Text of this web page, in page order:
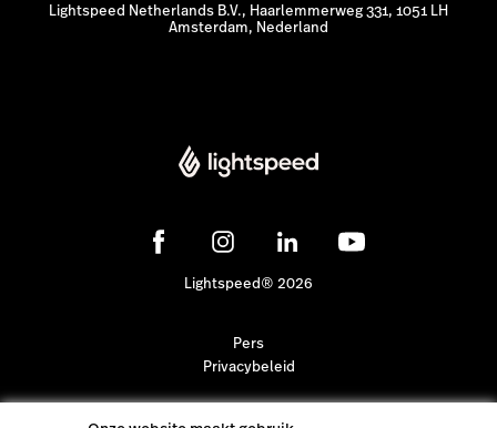
Lightspeed Netherlands B.V., Haarlemmerweg 331, 1051 LH
Amsterdam, Nederland
Lightspeed® 2026
Pers
Privacybeleid